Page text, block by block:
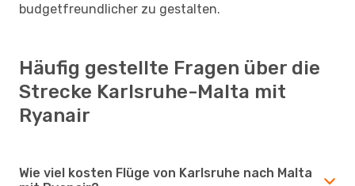
budgetfreundlicher zu gestalten.
Häufig gestellte Fragen über die
Strecke Karlsruhe-Malta mit
Ryanair
Wie viel kosten Flüge von Karlsruhe nach Malta